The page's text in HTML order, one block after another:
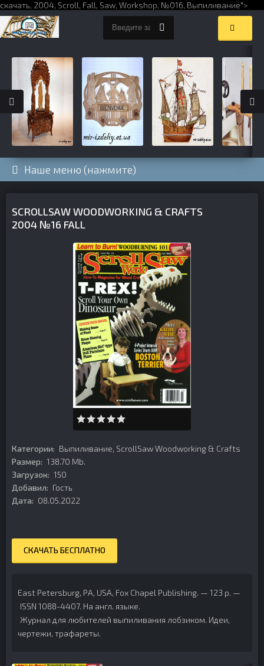
скачать, 2004, Scroll, Fall, Saw, Workshop, №016, Выпиливание">
Наше меню (нажмите)
SCROLLSAW WOODWORKING & CRAFTS
2004 №16 FALL
Категории: Выпиливание, ScrollSaw Woodworking & Crafts
Размер: 138.70 Mb.
Загрузок: 150
Добавил: Гость
Дата: 08.05.2022
СКАЧАТЬ БЕСПЛАТНО
East Petersburg, PA, USA, Fox Chapel Publishing. — 123 p. —
ISSN 1088-4407. На англ. языке.
Журнал для любителей выпиливания лобзиком. Идеи,
чертежи, трафареты.